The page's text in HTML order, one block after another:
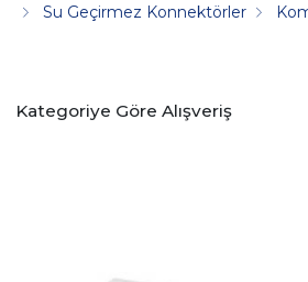
Su Geçirmez Konnektörler
Kategoriye Göre Alışveriş